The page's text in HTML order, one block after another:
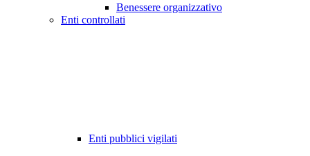
Benessere organizzativo
Enti controllati
Enti pubblici vigilati